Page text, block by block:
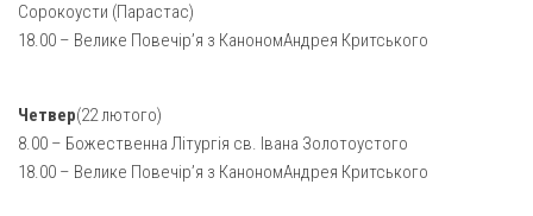
Пресвятої Трійці (м. Полтава)
Всіх Святих українського народу (м. Полтава)
Архистратига Михаїла (с. Пригарівка)
Благовіщення Пресвятої Богородиці (с. Шевченки)
Сорокоусти (Парастас)
18.00 – Велике Повечір’я з КанономАндрея Критського
Четвер(22 лютого)
8.00 – Божественна Літургія св. Івана Золотоустого
18.00 – Велике Повечір’я з КанономАндрея Критського